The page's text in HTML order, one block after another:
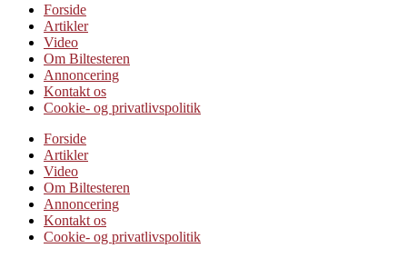
Forside
Artikler
Video
Om Biltesteren
Annoncering
Kontakt os
Cookie- og privatlivspolitik
Forside
Artikler
Video
Om Biltesteren
Annoncering
Kontakt os
Cookie- og privatlivspolitik